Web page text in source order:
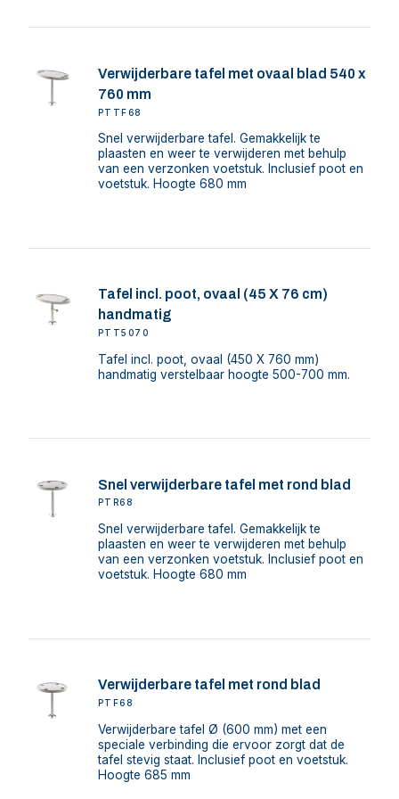
Verwijderbare tafel met ovaal blad 540 x
760 mm
PTTF68
Snel verwijderbare tafel. Gemakkelijk te
plaasten en weer te verwijderen met behulp
van een verzonken voetstuk. Inclusief poot en
voetstuk. Hoogte 680 mm
Tafel incl. poot, ovaal (45 X 76 cm)
handmatig
PTT5070
Tafel incl. poot, ovaal (450 X 760 mm)
handmatig verstelbaar hoogte 500-700 mm.
Snel verwijderbare tafel met rond blad
PTR68
Snel verwijderbare tafel. Gemakkelijk te
plaasten en weer te verwijderen met behulp
van een verzonken voetstuk. Inclusief poot en
voetstuk. Hoogte 680 mm
Verwijderbare tafel met rond blad
PTF68
Verwijderbare tafel Ø (600 mm) met een
speciale verbinding die ervoor zorgt dat de
tafel stevig staat. Inclusief poot en voetstuk.
Hoogte 685 mm